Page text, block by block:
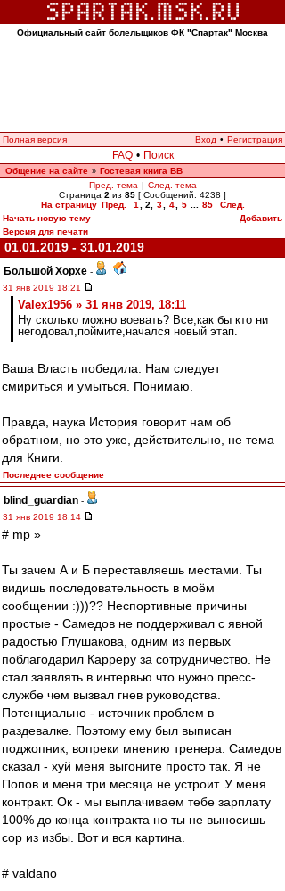
Официальный сайт болельщиков ФК "Спартак" Москва
Полная версия Вход • Регистрация
FAQ • Поиск
Общение на сайте » Гостевая книга ВВ
Пред. тема | След. тема
Страница 2 из 85 [ Сообщений: 4238 ]
На страницу Пред. 1 2 3 4 5 85
След.
Начать новую тему
Добавить
Версия для печати
01.01.2019 - 31.01.2019
Большой Хорхе -
31 янв 2019 18:21
Valex1956 » 31 янв 2019, 18:11
Ну сколько можно воевать? Все,как бы кто ни
негодовал,поймите,начался новый этап.
Ваша Власть победила. Нам следует
смириться и умыться. Понимаю.
Правда, наука История говорит нам об
обратном, но это уже, действительно, не тема
для Книги.
Последнее сообщение
blind_guardian -
31 янв 2019 18:14
# mp »
Ты зачем А и Б переставляешь местами. Ты
видишь последовательность в моём
сообщении :)))?? Неспортивные причины
простые - Самедов не поддерживал с явной
радостью Глушакова, одним из первых
поблагодарил Карреру за сотрудничество. Не
стал заявлять в интервью что нужно пресс-
службе чем вызвал гнев руководства.
Потенциально - источник проблем в
раздевалке. Поэтому ему был выписан
поджопник, вопреки мнению тренера. Самедов
сказал - хуй меня выгоните просто так. Я не
Попов и меня три месяца не устроит. У меня
контракт. Ок - мы выплачиваем тебе зарплату
100% до конца контракта но ты не выносишь
сор из избы. Вот и вся картина.
# valdano